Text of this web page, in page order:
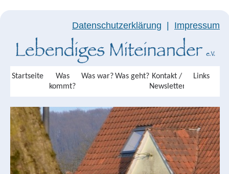
Datenschutzerklärung Impressum
Startseite
Was
kommt?
Was war? Was geht? Kontakt /
Newsletter
Links